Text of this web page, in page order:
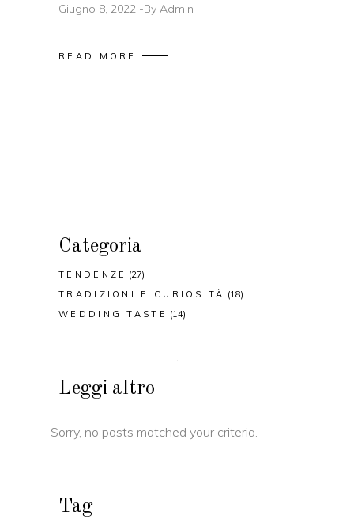
Giugno 8, 2022 By Admin
READ MORE
Categoria
TENDENZE (27)
TRADIZIONI E CURIOSITÀ (18)
WEDDING TASTE (14)
Leggi altro
Sorry, no posts matched your criteria.
Tag